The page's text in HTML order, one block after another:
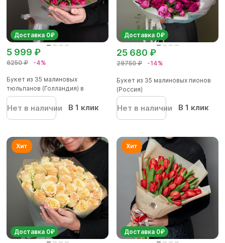
Доставка 0₽
6250 ₽ -4%
5 999 ₽
Букет из 35 малиновых
тюльпанов (Голландия) в
корейской...
Нет в наличии В 1 клик
Доставка 0₽
29750 ₽ -14%
25 680 ₽
Букет из 35 малиновых пионов
(Россия)
Нет в наличии В 1 клик
Доставка 0₽ Доставка 0₽